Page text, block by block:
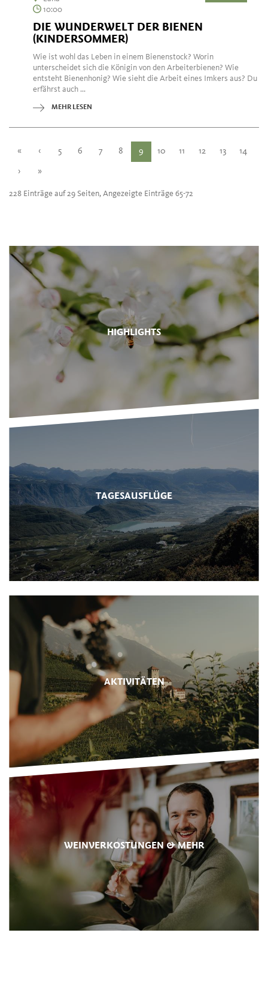
10:00
DIE WUNDERWELT DER BIENEN
(KINDERSOMMER)
Wie ist wohl das Leben in einem Bienenstock? Worin
unterscheidet sich die Königin von den Arbeiterbienen? Wie
entsteht Bienenhonig? Wie sieht die Arbeit eines Imkers aus? Du
erfährst auch ...
MEHR LESEN
« ‹ 5 6 7 8 9 10 11 12 13 14
› »
228 Einträge auf 29 Seiten, Angezeigte Einträge 65-72
HIGHLIGHTS
TAGESAUSFLÜGE
AKTIVITÄTEN
WEINVERKOSTUNGEN & MEHR